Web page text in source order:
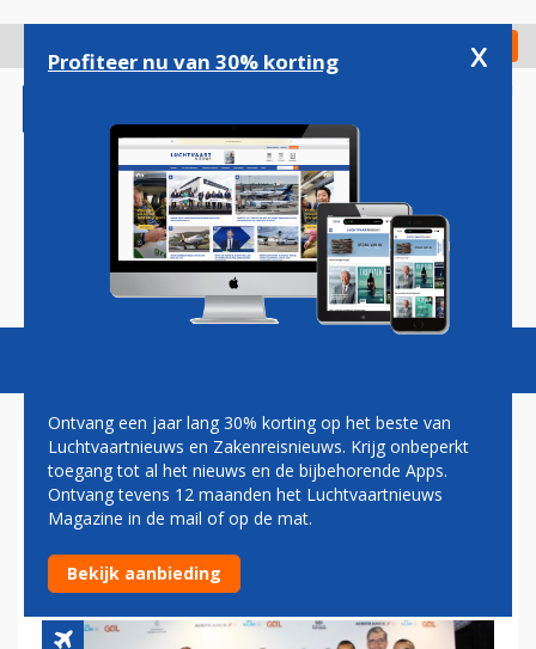
gaan
Check in
Magazine Podcasts Vacatures
KLM: FORTALEZA PAST
PRIMA BINNEN
UITBREIDINGSPLANNEN
Profiteer nu van 30% korting x
Ontvang een jaar lang 30% korting op het beste van
Luchtvaartnieuws en Zakenreisnieuws. Krijg onbeperkt
toegang tot al het nieuws en de bijbehorende Apps.
Ontvang tevens 12 maanden het Luchtvaartnieuws
Magazine in de mail of op de mat.
Bekijk aanbieding